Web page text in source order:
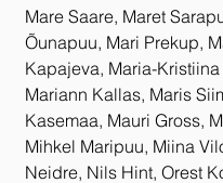
Mare Saare, Maret
Õunapuu, Mari Prekup,
Kapajeva, Maria-
Mariann Kallas, Maris
Kasemaa, Mauri Gross,
Mihkel Maripuu, Miina
Neidre, Nils Hint, Orest